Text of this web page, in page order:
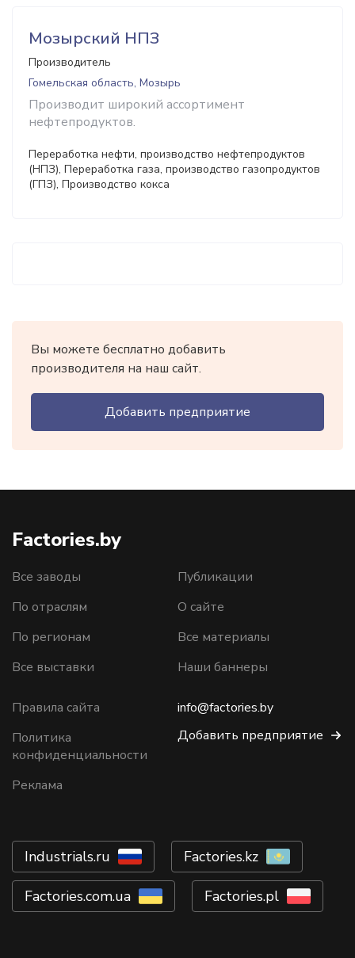
Мозырский НПЗ
Производитель
Гомельская область, Мозырь
Производит широкий ассортимент
нефтепродуктов.
Переработка нефти, производство нефтепродуктов
(НПЗ), Переработка газа, производство газопродуктов
(ГПЗ), Производство кокса
Вы можете бесплатно добавить
производителя на наш сайт.
Добавить предприятие
Factories.by
Все заводы
По отраслям
По регионам
Все выставки
Публикации
О сайте
Все материалы
Наши баннеры
Правила сайта
Политика
конфиденциальности
Реклама
info@factories.by
Добавить предприятие
Industrials.ru Factories.kz
Factories.com.ua Factories.pl